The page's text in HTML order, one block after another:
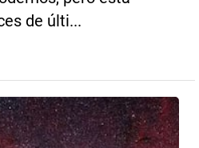
de últi...